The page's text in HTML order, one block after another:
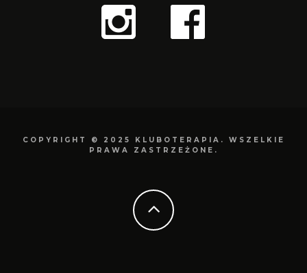
COPYRIGHT © 2025 KLUBOTERAPIA. WSZELKIE
PRAWA ZASTRZEŻONE.